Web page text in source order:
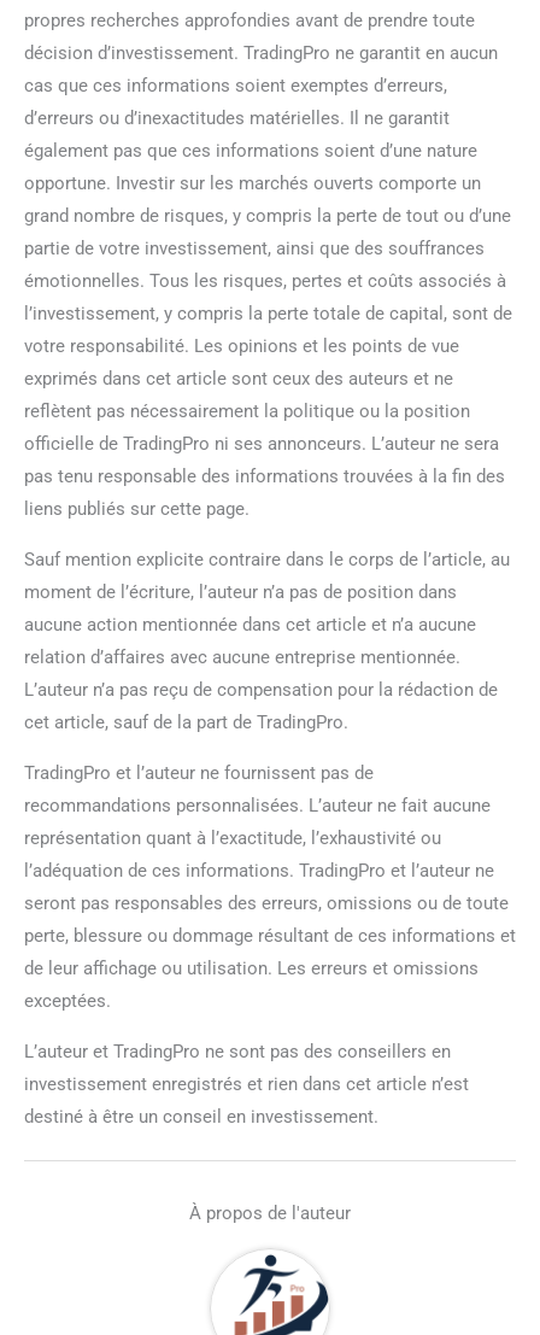
propres recherches approfondies avant de prendre toute
décision d’investissement. TradingPro ne garantit en aucun
cas que ces informations soient exemptes d’erreurs,
d’erreurs ou d’inexactitudes matérielles. Il ne garantit
également pas que ces informations soient d’une nature
opportune. Investir sur les marchés ouverts comporte un
grand nombre de risques, y compris la perte de tout ou d’une
partie de votre investissement, ainsi que des souffrances
émotionnelles. Tous les risques, pertes et coûts associés à
l’investissement, y compris la perte totale de capital, sont de
votre responsabilité. Les opinions et les points de vue
exprimés dans cet article sont ceux des auteurs et ne
reflètent pas nécessairement la politique ou la position
officielle de TradingPro ni ses annonceurs. L’auteur ne sera
pas tenu responsable des informations trouvées à la fin des
liens publiés sur cette page.
Sauf mention explicite contraire dans le corps de l’article, au
moment de l’écriture, l’auteur n’a pas de position dans
aucune action mentionnée dans cet article et n’a aucune
relation d’affaires avec aucune entreprise mentionnée.
L’auteur n’a pas reçu de compensation pour la rédaction de
cet article, sauf de la part de TradingPro.
TradingPro et l’auteur ne fournissent pas de
recommandations personnalisées. L’auteur ne fait aucune
représentation quant à l’exactitude, l’exhaustivité ou
l’adéquation de ces informations. TradingPro et l’auteur ne
seront pas responsables des erreurs, omissions ou de toute
perte, blessure ou dommage résultant de ces informations et
de leur affichage ou utilisation. Les erreurs et omissions
exceptées.
L’auteur et TradingPro ne sont pas des conseillers en
investissement enregistrés et rien dans cet article n’est
destiné à être un conseil en investissement.
À propos de l'auteur